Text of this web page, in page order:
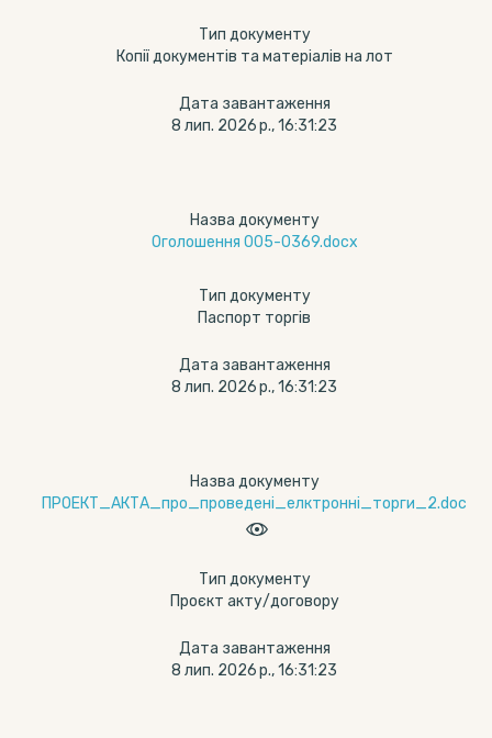
Тип документу
Копії документів та матеріалів на лот
Дата завантаження
8 лип. 2026 р., 16:31:23
Назва документу
Оголошення 005-0369.docx
Тип документу
Паспорт торгів
Дата завантаження
8 лип. 2026 р., 16:31:23
Назва документу
ПРОЕКТ_АКТА_про_проведені_елктронні_торги_2.doc
Тип документу
Проєкт акту/договору
Дата завантаження
8 лип. 2026 р., 16:31:23